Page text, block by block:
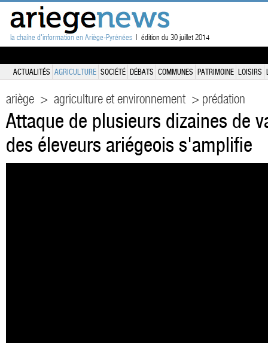
la chaîne d'information en Ariège-Pyrénées | édition du 30 juillet 2014
ACTUALITÉS AGRICULTURE SOCIÉTÉ DÉBATS COMMUNES PATRIMOINE LOISIRS
ariège > agriculture et environnement > prédation
Attaque de plusieurs dizaines de
des éleveurs ariégeois s'amplifie